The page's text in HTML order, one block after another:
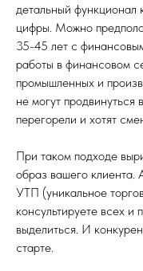
детальный функционал
цифры. Можно
35-45 лет с
работы в финансовом
промышленных и
не могут продвинуться
перегорели и хотят
При таком подходе
образ вашего клиента.
УТП (уникальное
консультируете всех
выделиться. И
старте.